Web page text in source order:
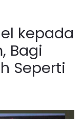
kepada
Bagi
Seperti